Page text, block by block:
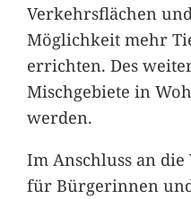
Verkehrsflächen
Möglichkeit mehr
errichten. Des
Mischgebiete in
werden.
Im Anschluss an
für Bürgerinnen